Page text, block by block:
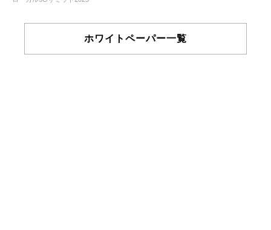
ホワイトペーパー一覧